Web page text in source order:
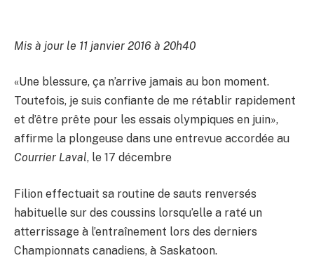
Mis à jour le 11 janvier 2016 à 20h40
«Une blessure, ça n’arrive jamais au bon moment.
Toutefois, je suis confiante de me rétablir rapidement
et d’être prête pour les essais olympiques en juin»,
affirme la plongeuse dans une entrevue accordée au
Courrier Laval, le 17 décembre
Filion effectuait sa routine de sauts renversés
habituelle sur des coussins lorsqu’elle a raté un
atterrissage à l’entraînement lors des derniers
Championnats canadiens, à Saskatoon.